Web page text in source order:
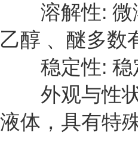
溶解性:
乙醇 、醚多数
稳定性: 稳
外观与性
液体，具有特